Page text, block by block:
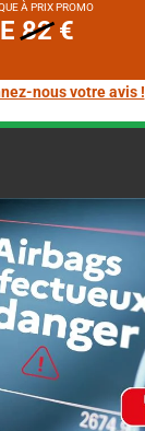
À PRIX PROMO
82€
nous votre avis !